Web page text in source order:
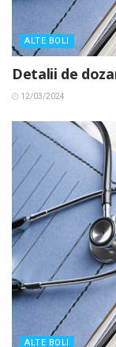
ALTE BOLI
Detalii de
12/03/2024
ALTE BOLI